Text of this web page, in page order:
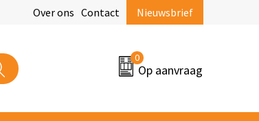
Over ons Contact Nieuwsbrief
0
Op aanvraag